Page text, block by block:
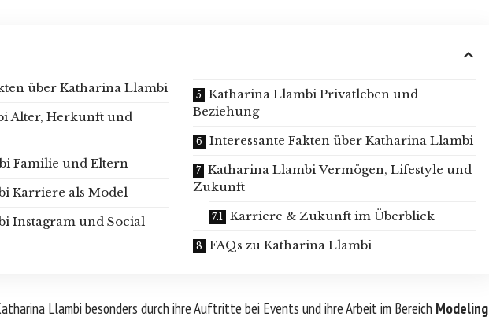
über Katharina Llambi
Alter, Herkunft und
Familie und Eltern
Karriere als Model
Instagram und Social
Katharina Llambi Privatleben und
Beziehung
Interessante Fakten über Katharina Llambi
Katharina Llambi Vermögen, Lifestyle und
Zukunft
Karriere & Zukunft im Überblick
FAQs zu Katharina Llambi
Llambi besonders durch ihre Auftritte bei Events und ihre Arbeit im Bereich Modeling